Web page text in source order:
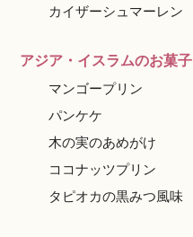
カイザーシュマーレン
アジア・イスラムのお菓子
マンゴープリン
パンケケ
木の実のあめがけ
ココナッツプリン
タピオカの黒みつ風味